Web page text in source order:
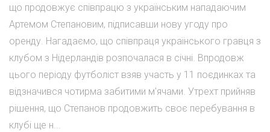
що продовжує співпрацю з українським нападаючим
Артемом Степановим, підписавши нову угоду про
оренду. Нагадаємо, що співпраця українського гравця з
клубом з Нідерландів розпочалася в січні. Впродовж
цього періоду футболіст взяв участь у 11 поєдинках та
відзначився чотирма забитими м'ячами. Утрехт прийняв
рішення, що Степанов продовжить своє перебування в
клубі ще н...